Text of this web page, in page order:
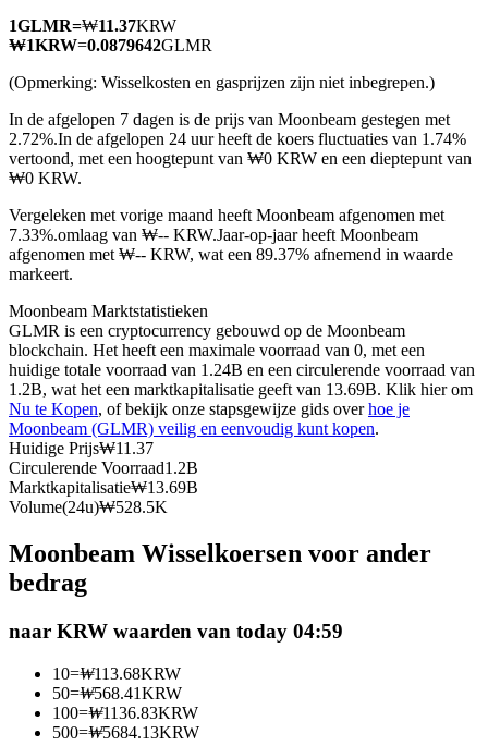
Futures met USDC als onderpand
Kopiëren Handel
Sluit je aan bij top traders
Word een Copy Trader
1GLMR=₩11.37KRW
₩1KRW=0.0879642GLMR
(Opmerking: Wisselkosten en gasprijzen zijn niet inbegrepen.)
In de afgelopen 7 dagen is de prijs van Moonbeam gestegen met
2.72%.In de afgelopen 24 uur heeft de koers fluctuaties van 1.74%
vertoond, met een hoogtepunt van ₩0 KRW en een dieptepunt van
₩0 KRW.
Vergeleken met vorige maand heeft Moonbeam afgenomen met
7.33%.omlaag van ₩-- KRW.Jaar-op-jaar heeft Moonbeam
afgenomen met ₩-- KRW, wat een 89.37% afnemend in waarde
markeert.
Moonbeam Marktstatistieken
GLMR is een cryptocurrency gebouwd op de Moonbeam
blockchain. Het heeft een maximale voorraad van 0, met een
huidige totale voorraad van 1.24B en een circulerende voorraad van
1.2B, wat het een marktkapitalisatie geeft van 13.69B. Klik hier om
Nu te Kopen, of bekijk onze stapsgewijze gids overhoe je
Moonbeam (GLMR) veilig en eenvoudig kunt kopen.
Huidige Prijs₩11.37
Circulerende Voorraad1.2B
Marktkapitalisatie₩13.69B
Volume(24u)₩528.5K
Moonbeam Wisselkoersen voor ander
bedrag
naar KRW waarden van today 04:59
10=₩113.68KRW
50=₩568.41KRW
100=₩1136.83KRW
500=₩5684.13KRW